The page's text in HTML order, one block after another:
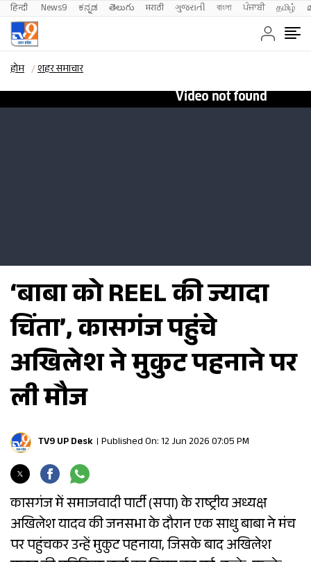
हिन्दी News9 ಕನ್ನಡ తెలుగు मराठी ગુજરાતી বাংলা ਪੰਜਾਬੀ தமிழ்
होम शहर समाचार
‘बाबा को REEL की ज्यादा
चिंता’, कासगंज पहुंचे
अखिलेश ने मुकुट पहनाने पर
ली मौज
TV9 UP Desk Published On: 12 Jun 2026 07:05 PM
कासगंज में समाजवादी पार्टी (सपा) के राष्ट्रीय अध्यक्ष
अखिलेश यादव की जनसभा के दौरान एक साधु बाबा ने मंच
पर पहुंचकर उन्हें मुकुट पहनाया, जिसके बाद अखिलेश